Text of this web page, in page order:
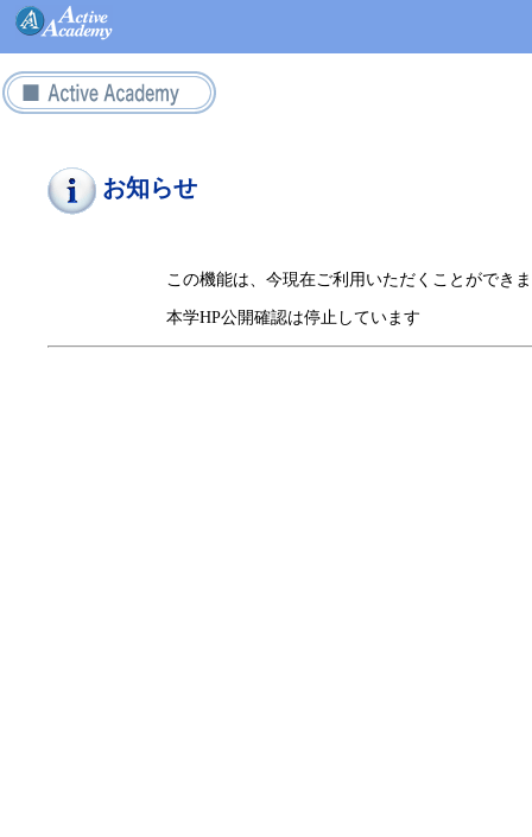
お知らせ
この機能は、今現在ご利用いただくことができ
本学HP公開確認は停止しています